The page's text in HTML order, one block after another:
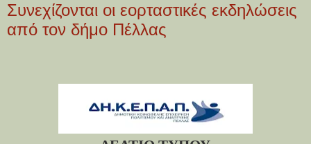
Συνεχίζονται οι εορταστικές εκδηλώσεις
από τον δήμο Πέλλας